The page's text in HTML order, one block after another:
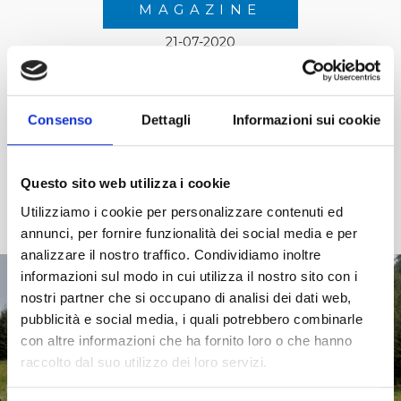
Consenso Dettagli Informazioni sui cookie
Questo sito web utilizza i cookie
Utilizziamo i cookie per personalizzare contenuti ed
annunci, per fornire funzionalità dei social media e per
analizzare il nostro traffico. Condividiamo inoltre
informazioni sul modo in cui utilizza il nostro sito con i
nostri partner che si occupano di analisi dei dati web,
pubblicità e social media, i quali potrebbero combinarle
con altre informazioni che ha fornito loro o che hanno
raccolto dal suo utilizzo dei loro servizi.
MAGAZINE
21-07-2020
I BAMBINI ALLA SCOPERTA
DELLA MONTAGNA
I bambini amano la montagna. Un ruscello che
READ ARTICLE